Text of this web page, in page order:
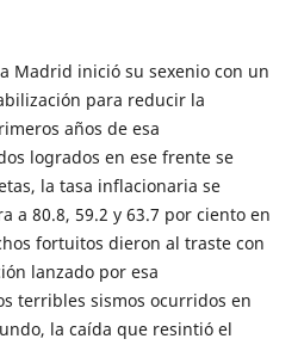
Madrid inició su sexenio con un
para reducir la
años de esa
logrados en ese frente se
la tasa inflacionaria se
a 80.8, 59.2 y 63.7 por ciento en
fortuitos dieron al traste con
lanzado por esa
terribles sismos ocurridos en
la caída que resintió el